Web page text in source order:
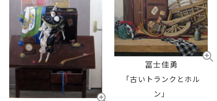
冨士佳勇
「古いトランクとホル
ン」